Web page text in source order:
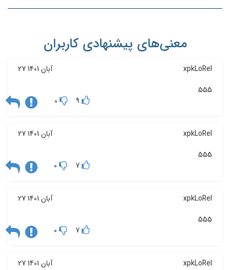
معنی‌های پیشنهادی کاربران
xpkLoRel 27 آبان 1401
555
9
0
xpkLoRel 27 آبان 1401
555
7
0
xpkLoRel 27 آبان 1401
555
7
0
xpkLoRel 27 آبان 1401